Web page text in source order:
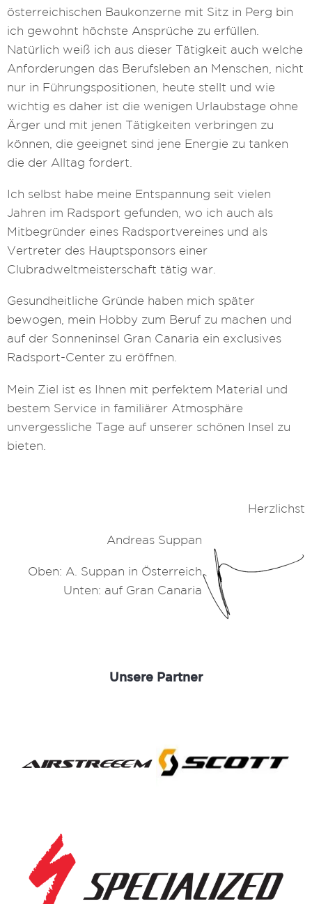
österreichischen Baukonzerne mit Sitz in Perg bin
ich gewohnt höchste Ansprüche zu erfüllen.
Natürlich weiß ich aus dieser Tätigkeit auch welche
Anforderungen das Berufsleben an Menschen, nicht
nur in Führungspositionen, heute stellt und wie
wichtig es daher ist die wenigen Urlaubstage ohne
Ärger und mit jenen Tätigkeiten verbringen zu
können, die geeignet sind jene Energie zu tanken
die der Alltag fordert.
Ich selbst habe meine Entspannung seit vielen
Jahren im Radsport gefunden, wo ich auch als
Mitbegründer eines Radsportvereines und als
Vertreter des Hauptsponsors einer
Clubradweltmeisterschaft tätig war.
Gesundheitliche Gründe haben mich später
bewogen, mein Hobby zum Beruf zu machen und
auf der Sonneninsel Gran Canaria ein exclusives
Radsport-Center zu eröffnen.
Mein Ziel ist es Ihnen mit perfektem Material und
bestem Service in familiärer Atmosphäre
unvergessliche Tage auf unserer schönen Insel zu
bieten.
Herzlichst
Andreas Suppan
Oben: A. Suppan in Österreich
Unten: auf Gran Canaria
Unsere Partner